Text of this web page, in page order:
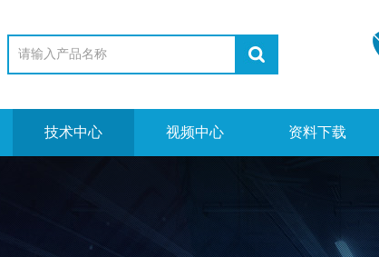
技术中心 视频中心 资料下载